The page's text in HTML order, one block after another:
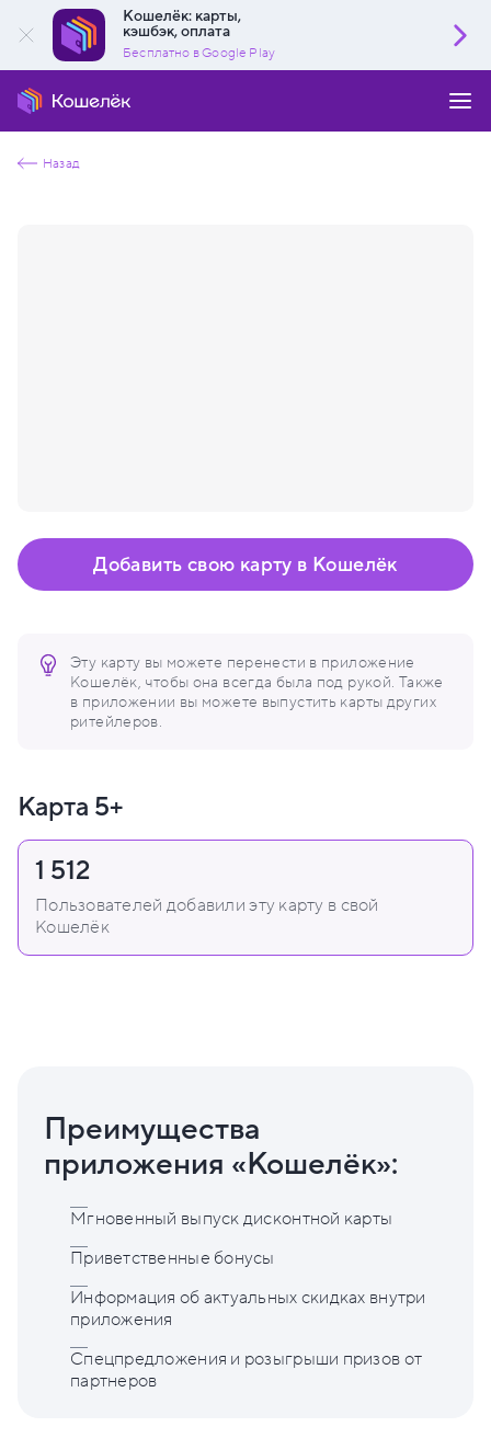
Кошелёк: карты,
кэшбэк, оплата
Бесплатно в Google Play
Назад
Эту карту вы можете перенести в приложение
Кошелёк, чтобы она всегда была под рукой. Также
в приложении вы можете выпустить карты других
ритейлеров.
Добавить свою карту в Кошелёк
Карта 5+
1 512
Пользователей добавили эту карту в свой
Кошелёк
Преимущества
приложения «Кошелёк»:
Мгновенный выпуск дисконтной карты
Приветственные бонусы
Информация об актуальных скидках внутри
приложения
Спецпредложения и розыгрыши призов от
партнеров